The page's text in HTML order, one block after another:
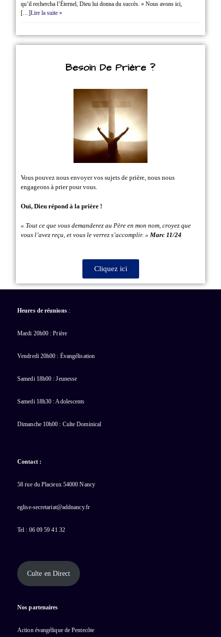
qu’il rechercha l’Éternel, Dieu lui donna du succès. » Nous avons ici,
[…]Lire la suite »
Besoin De Prière ?
Vous pouvez nous envoyer vos sujets de prière, nous nous
engageons à prier pour vous.
Oui, Dieu répond à la prière !
« Tout ce que vous demanderez au Père en mon nom, croyez que
vous l’avez reçu, et vous le verrez s’accomplir. »Marc 11/24
Cliquez ici
Heures de réunions:
Mardi 20h00 : Prière
Vendredi 20h00 : Évangélisation
Samedi 18h00 : Jeunesse
Samedi 18h30 : Adolescents
Dimanche 10h00 : Culte Dominical
Contact :
58 rue du Placieux 54000 Nancy
eglise-secretariat@addnancy.fr
Tel : 06 09 59 41 32
Culte en Direct
Nos partenaires
Action évangélique de Pentecôte